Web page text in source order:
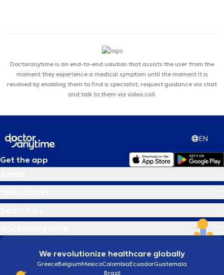
Doctoranytime is an end-to-end solution that assists the user from the
moment they experience a medical symptom until the moment it is
resolved by enabling them to find a specialist, request guidance via chat
and talk to them via video call.
EN
Get the app
We revolutionize healthcare globally
GreeceBelgiumMexicoColombiaEcuadorGuatemala
Brazil